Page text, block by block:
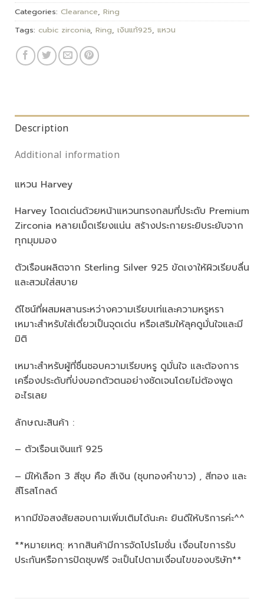
Categories: Clearance, Ring
Tags: cubic zirconia, Ring, เงินแท้925, แหวน
Description
Additional information
แหวน Harvey
Harvey โดดเด่นด้วยหน้าแหวนทรงกลมที่ประดับ Premium
Zirconia หลายเม็ดเรียงแน่น สร้างประกายระยิบระยับจาก
ทุกมุมมอง
ตัวเรือนผลิตจาก Sterling Silver 925 ขัดเงาให้ผิวเรียบลื่น
และสวมใส่สบาย
ดีไซน์ที่ผสมผสานระหว่างความเรียบเท่และความหรูหรา
เหมาะสำหรับใส่เดี่ยวเป็นจุดเด่น หรือเสริมให้ลุคดูมั่นใจและมี
มิติ
เหมาะสำหรับผู้ที่ชื่นชอบความเรียบหรู ดูมั่นใจ และต้องการ
เครื่องประดับที่บ่งบอกตัวตนอย่างชัดเจนโดยไม่ต้องพูด
อะไรเลย
ลักษณะสินค้า :
– ตัวเรือนเงินแท้ 925
– มีให้เลือก 3 สีชุบ คือ สีเงิน (ชุบทองคำขาว) , สีทอง และ
สีโรสโกลด์
หากมีข้อสงสัยสอบถามเพิ่มเติมได้นะคะ ยินดีให้บริการค่ะ^^
**หมายเหตุ: หากสินค้ามีการจัดโปรโมชั่น เงื่อนไขการรับ
ประกันหรือการปัดชุบฟรี จะเป็นไปตามเงื่อนไขของบริษัท**